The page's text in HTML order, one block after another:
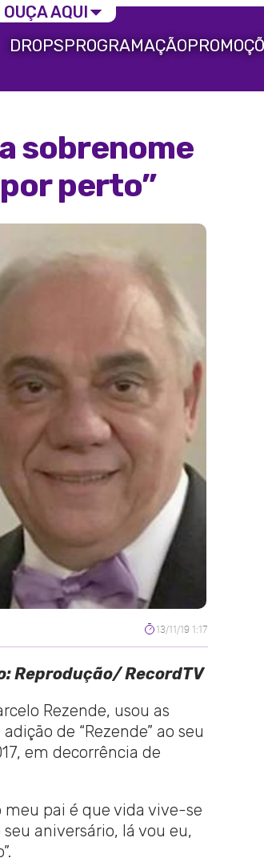
DROPSPROGRAMAÇÃO
sobrenome
perto”
13/11/19 1:17
Reprodução/ RecordTV
Rezende, usou as
de “Rezende” ao seu
em decorrência de
meu pai é que vida vive-se
aniversário, lá vou eu,
OUÇA AQUI